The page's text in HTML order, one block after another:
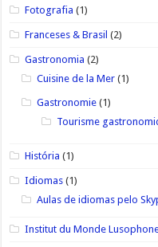
Fotografia (1)
Franceses & Brasil (2)
Gastronomia (2)
Cuisine de la Mer (1)
Gastronomie (1)
Tourisme
História (1)
Idiomas (1)
Aulas de idiomas pelo
Institut du Monde